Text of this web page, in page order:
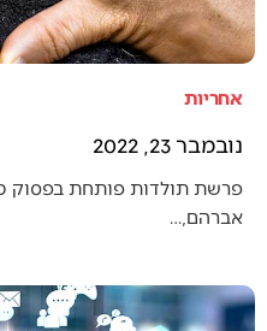
אחריות
נובמבר 23, 2022
פרשת תולדות פותחת בפסוק
אברהם,…